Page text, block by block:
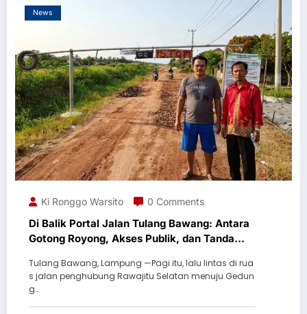
News
Ki Ronggo Warsito 0 Comments
Di Balik Portal Jalan Tulang Bawang: Antara
Gotong Royong, Akses Publik, dan Tanda
Tulang Bawang, Lampung —Pagi itu, lalu lintas di rua
s jalan penghubung Rawajitu Selatan menuju Gedun
g…